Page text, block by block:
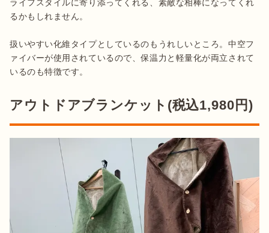
ライフスタイルに寄り添ってくれる、素敵な相棒になってくれ
るかもしれません。
扱いやすい化維タイプとしているのもうれしいところ。中空フ
ァイバーが使用されているので、保温力と軽量化が両立されて
いるのも特徴です。
アウトドアブランケット(税込1,980円)